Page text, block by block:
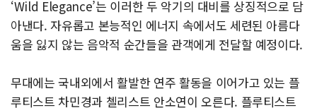
‘Wild Elegance’는 이러한 두 악기의 대비를 상징적으로 담
아낸다. 자유롭고 본능적인 에너지 속에서도 세련된 아름다
움을 잃지 않는 음악적 순간들을 관객에게 전달할 예정이다.
무대에는 국내외에서 활발한 연주 활동을 이어가고 있는 플
루티스트 차민경과 첼리스트 안소연이 오른다. 플루티스트